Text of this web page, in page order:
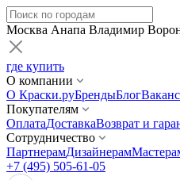
Москва Анапа Владимир
где купить
О компании
О Краски.руБрендыБлог
Покупателям
ОплатаДоставкаВозврат и
Сотрудничество
ПартнерамДизайнерам
+7 (495) 505-61-05